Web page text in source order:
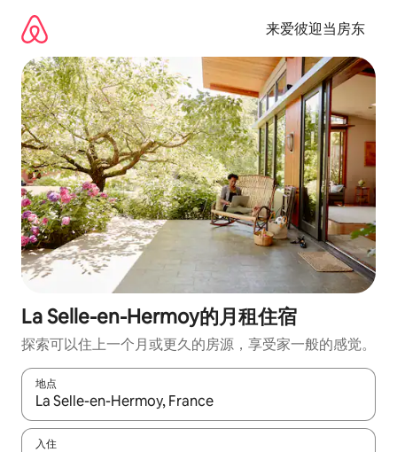
来爱彼迎当房东
La Selle-en-Hermoy的月租住宿
探索可以住上一个月或更久的房源，享受家一般的感觉。
地点
如有搜索结果，请使用上下方向键查看，或通过点击或滑动手势
入住